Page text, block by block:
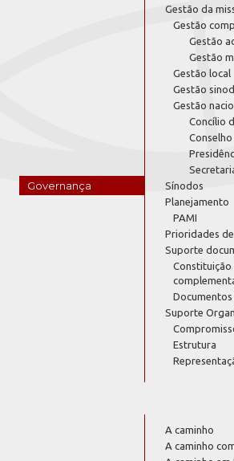
Governança
Gestão da
Gestão
Gestão
Gestão
Gestão local
Gestão
Gestão
Concílio
Sínodos
Planejamento
PAMI
Prioridades
Suporte
Constituição
Suporte
Estrutura
A caminho
A caminho